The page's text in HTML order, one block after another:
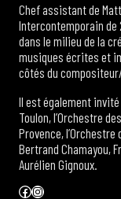
Chef assistant de
Intercontemporain de
dans le milieu de la
musiques écrites et
côtés du
Il est également invité
Toulon, l’Orchestre
Provence,
Bertrand Chamayou,
Aurélien Gignoux.
Facebook
Instagram